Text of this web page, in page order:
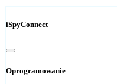
iSpyConnect
Oprogramowanie